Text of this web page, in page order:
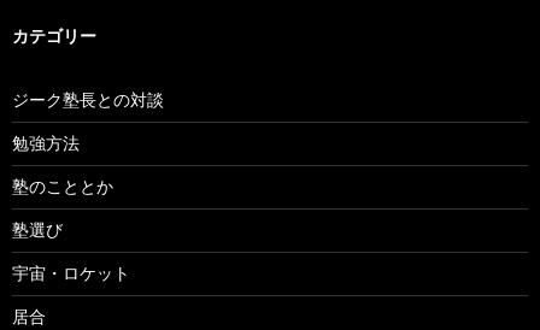
カテゴリー
ジーク塾長との対談
勉強方法
塾のこととか
塾選び
宇宙・ロケット
居合